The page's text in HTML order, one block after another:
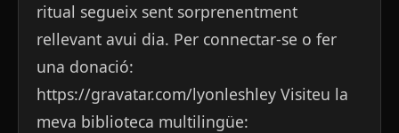
ritual segueix sent sorprenentment
rellevant avui dia. Per connectar-se o fer
una donació:
https://gravatar.com/lyonleshley Visiteu la
meva biblioteca multilingüe: